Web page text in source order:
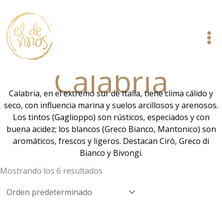
contenido
Calabria
Calabria, en el extremo sur de Italia, tiene clima cálido y
seco, con influencia marina y suelos arcillosos y arenosos.
Los tintos (Gaglioppo) son rústicos, especiados y con
buena acidez; los blancos (Greco Bianco, Mantonico) son
aromáticos, frescos y ligeros. Destacan Cirò, Greco di
Bianco y Bivongi.
Mostrando los 6 resultados